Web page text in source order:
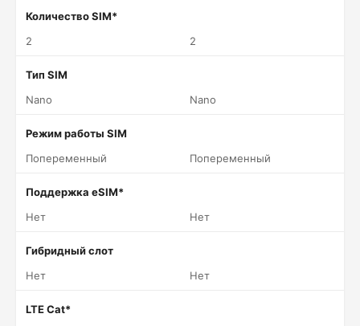
Количество SIM*
2
2
Тип SIM
Nano
Nano
Режим работы SIM
Попеременный
Попеременный
Поддержка eSIM*
Нет
Нет
Гибридный слот
Нет
Нет
LTE Cat*